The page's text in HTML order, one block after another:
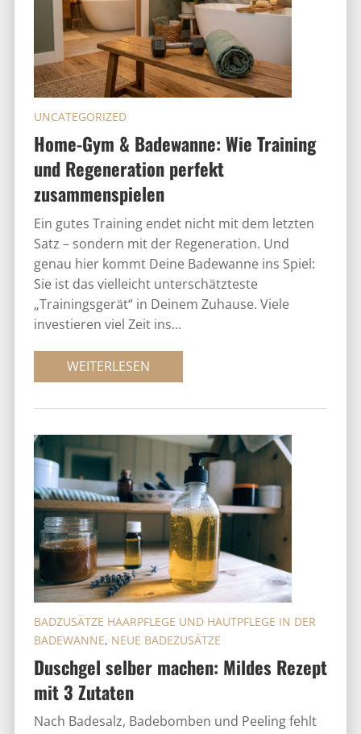
Home-Gym & Badewanne: Wie Training
und Regeneration perfekt
zusammenspielen
UNCATEGORIZED
Ein gutes Training endet nicht mit dem letzten
Satz – sondern mit der Regeneration. Und
genau hier kommt Deine Badewanne ins Spiel:
Sie ist das vielleicht unterschätzteste
„Trainingsgerät“ in Deinem Zuhause. Viele
investieren viel Zeit ins...
WEITERLESEN
Duschgel selber machen: Mildes Rezept
mit 3 Zutaten
BADZUSÄTZE HAARPFLEGE UND HAUTPFLEGE IN DER
BADEWANNE, NEUE BADEZUSÄTZE
Nach Badesalz, Badebomben und Peeling fehlt